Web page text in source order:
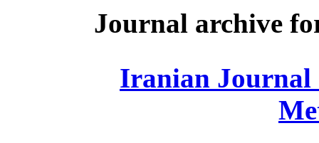
Journal archive
Iranian Journal